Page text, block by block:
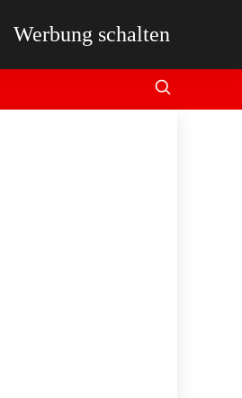
Werbung schalten